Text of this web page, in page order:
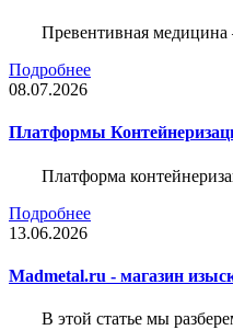
Превентивная медицина
Подробнее
08.07.2026
Платформы
Платформа
Подробнее
13.06.2026
Madmetal.ru - магазин
В этой статье мы